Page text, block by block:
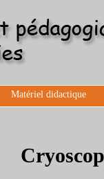
Matériel didactique